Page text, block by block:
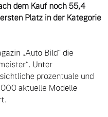
dem Kauf noch 55,4
Platz in der Kategorie
„Auto Bild“ die
Unter
prozentuale und
aktuelle Modelle